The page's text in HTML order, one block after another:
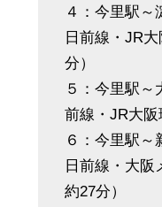
４：今里駅～
日前線・JR
分）
５：今里駅～
前線・JR大阪
６：今里駅～
日前線・大阪
約27分）